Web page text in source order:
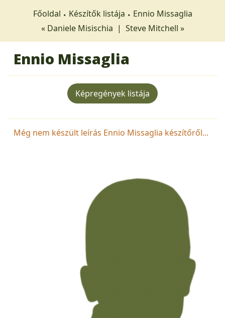
Főoldal Készítők listája
Ennio Missaglia
« Daniele Misischia | Steve Mitchell »
Ennio Missaglia
Képregények listája
Még nem készült leírás Ennio Missaglia készítőről...